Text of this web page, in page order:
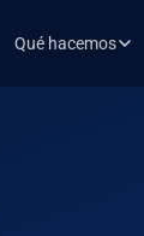
Qué hacemos